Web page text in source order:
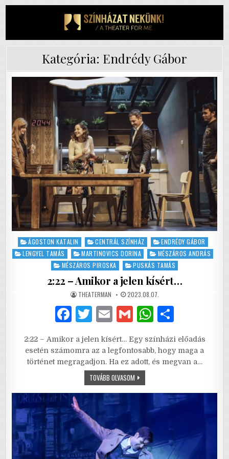
Kategória: Endrédy Gábor
Posted
in
ÁGOSTON KATALIN CENTRÁL SZÍNHÁZ
ENDRÉDY GÁBOR
LENGYEL TAMÁS
MARTINOVICS DORINA
MÉSZÁROS ANDRÁS
MÉSZÁROS PIROSKA
PUSKÁS TAMÁS
2:22 – Amikor a jelen kísért…
AUTHOR:
THEATERMAN PUBLISHED
DATE:
2023.08.07.
F
c
e
o
o
k
T
it
te
r
E
ai
l
G
ai
l
W
at
s
p
p
ar
e
2:22 – Amikor a jelen kísért… Egy színházi előadás
esetén számomra az a legfontosabb, hogy maga a
történet megragadjon. Ha ez adott, és megvan a…
TOVÁBB OLVASOM2:22
–
AMIKOR
KÍSÉRT…